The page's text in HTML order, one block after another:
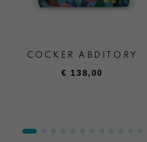
COCKER ABDITORY
€ 138,00